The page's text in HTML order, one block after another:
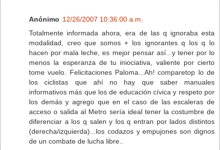
Anónimo 12/26/2007 10:36:00 a.m.
Totalmente informada ahora, era de las q ignoraba esta
modalidad, creo que somos + los ignorantes q los q lo
hacen por mala leche, es mejor pensar así...y tener por lo
menos la esperanza de tu iniociativa, valiente por cierto
tome vuelo. Felicitaciones Paloma...Ah! comparetop lo de
los ciclistas que ahí no hay que saber manuales
informativos más que los de educación cívica y respeto por
los demás y agrego que en el caso de las escaleras de
acceso o salida al Metro sería ideal tener la costumbre de
diferenciar a los q salen y los q entran por lados distintos
(derecha/izquierda)...los codazos y empujones son dignos
de un combate de lucha libre..